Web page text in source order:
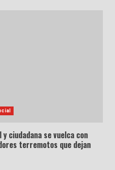
ciudadana se vuelca con
terremotos que dejan